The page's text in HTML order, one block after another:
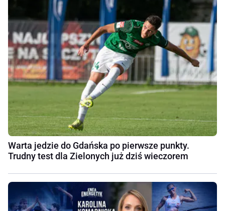
Warta jedzie do Gdańska po pierwsze punkty.
Trudny test dla Zielonych już dziś wieczorem